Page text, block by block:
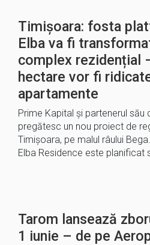
Timișoara: fosta
Elba va fi
complex rezidențial
hectare vor fi
apartamente
Prime Kapital și partenerul său
pregătesc un nou proiect de
Timișoara, pe malul râului
Elba Residence este planificat
Tarom lansează
1 iunie – de pe